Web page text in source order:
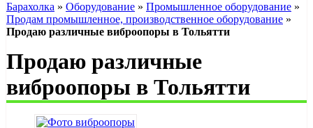
Барахолка » Оборудование » Промышленное оборудование »
Продам промышленное, производственное оборудование »
Продаю различные виброопоры в Тольятти
Продаю различные
виброопоры в Тольятти